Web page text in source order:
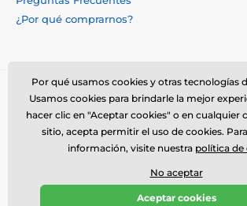
¿Por qué comprarnos?
© 2026 www.trophymonster.mx ⦁ Tienda
SIMPLIA.cz
Por qué usamos cookies y otras tecnologías
Usamos cookies para brindarle la mejor
hacer clic en "Aceptar cookies" o en cualquier
sitio, acepta permitir el uso de cookies.
información, visite nuestra política de
No aceptar
Aceptar cookies